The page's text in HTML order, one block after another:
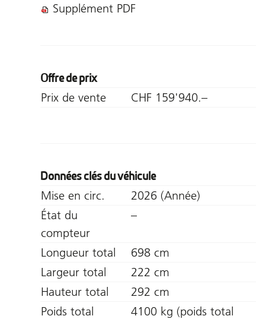
Supplément PDF
Offre de prix
Prix de vente CHF 159'940.–
Données clés du véhicule
Mise en circ.
2026 (Année)
État du
compteur
–
Longueur total
698 cm
Largeur total
222 cm
Hauteur total
292 cm
Poids total
4100 kg (poids total